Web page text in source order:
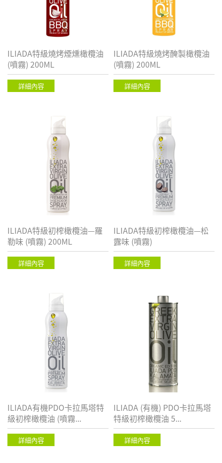
ILIADA特級燒烤煙燻橄欖油
(噴霧) 200ML
詳細內容
ILIADA特級燒烤醃製橄欖油
(噴霧) 200ML
詳細內容
ILIADA特級初榨橄欖油—羅
勒味 (噴霧) 200ML
詳細內容
ILIADA特級初榨橄欖油—松
露味 (噴霧)
詳細內容
ILIADA有機PDO卡拉馬塔特
級初榨橄欖油 (噴霧...
詳細內容
ILIADA (有機) PDO卡拉馬塔
特級初榨橄欖油 5...
詳細內容